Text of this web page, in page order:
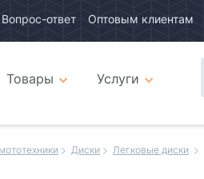
Вопрос-ответ Оптовым клиентам
Товары
Услуги
Диски Легковые диски